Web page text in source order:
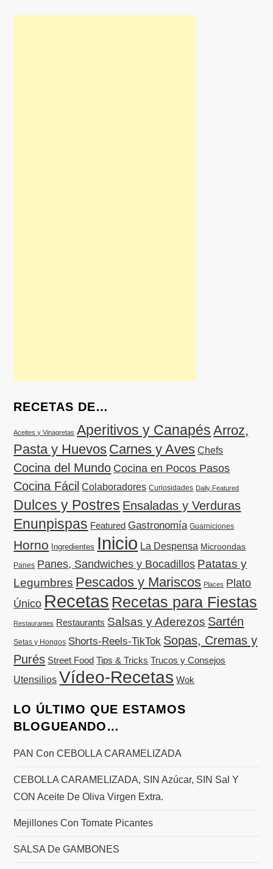
RECETAS DE…
Aceites y Vinagretas Aperitivos y Canapés Arroz,
Pasta y Huevos Carnes y Aves Chefs
Cocina del Mundo Cocina en Pocos Pasos
Cocina Fácil Colaboradores Curiosidades Daily Featured
Dulces y Postres Ensaladas y Verduras
Enunpispas Featured Gastronomía Guarniciones
Horno Ingredientes Inicio La Despensa Microondas
Panes Panes, Sandwiches y Bocadillos Patatas y
Legumbres Pescados y Mariscos Places Plato
Único Recetas Recetas para Fiestas
Restaurantes Restaurants Salsas y Aderezos Sartén
Setas y Hongos Shorts-Reels-TikTok Sopas, Cremas y
Purés Street Food Tips & Tricks Trucos y Consejos
Utensilios Vídeo-Recetas Wok
LO ÚLTIMO QUE ESTAMOS
BLOGUEANDO…
PAN Con CEBOLLA CARAMELIZADA
CEBOLLA CARAMELIZADA, SIN Azúcar, SIN Sal Y
CON Aceite De Oliva Virgen Extra.
Mejillones Con Tomate Picantes
SALSA De GAMBONES